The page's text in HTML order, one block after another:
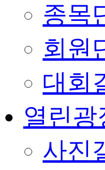
종목
회원
대회
열린광
사진